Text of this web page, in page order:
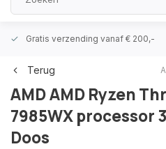
Gratis verzending vanaf € 200,-
Terug
AMDAMD Ryzen
7985WX processor
Doos